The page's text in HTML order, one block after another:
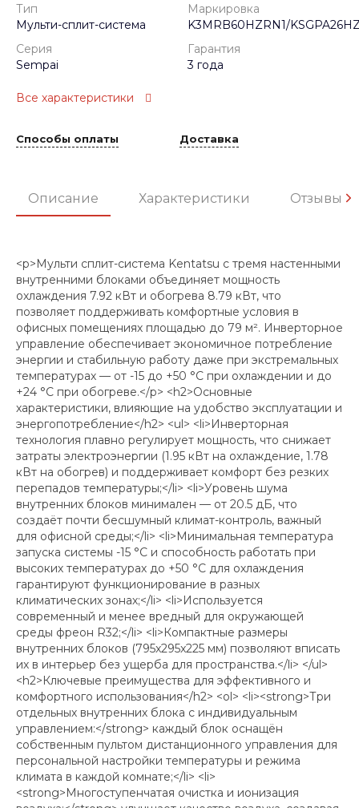
Тип
Мульти-сплит-система
Маркировка
K3MRB60HZRN1/
Серия
Sempai
Гарантия
3 года
Все характеристики
Способы оплаты Доставка
Описание Характеристики Отзывы
<p>Мульти сплит-система Kentatsu с тремя настенными
внутренними блоками объединяет мощность
охлаждения 7.92 кВт и обогрева 8.79 кВт, что
позволяет поддерживать комфортные условия в
офисных помещениях площадью до 79 м². Инверторное
управление обеспечивает экономичное потребление
энергии и стабильную работу даже при экстремальных
температурах — от -15 до +50 °C при охлаждении и до
+24 °C при обогреве.</p> <h2>Основные
характеристики, влияющие на удобство эксплуатации и
энергопотребление</h2> <ul> <li>Инверторная
технология плавно регулирует мощность, что снижает
затраты электроэнергии (1.95 кВт на охлаждение, 1.78
кВт на обогрев) и поддерживает комфорт без резких
перепадов температуры;</li> <li>Уровень шума
внутренних блоков минимален — от 20.5 дБ, что
создаёт почти бесшумный климат-контроль, важный
для офисной среды;</li> <li>Минимальная температура
запуска системы -15 °C и способность работать при
высоких температурах до +50 °C для охлаждения
гарантируют функционирование в разных
климатических зонах;</li> <li>Используется
современный и менее вредный для окружающей
среды фреон R32;</li> <li>Компактные размеры
внутренних блоков (795x295x225 мм) позволяют вписать
их в интерьер без ущерба для пространства.</li> </ul>
<h2>Ключевые преимущества для эффективного и
комфортного использования</h2> <ol> <li><strong>Три
отдельных внутренних блока с индивидуальным
управлением:</strong> каждый блок оснащён
собственным пультом дистанционного управления для
персональной настройки температуры и режима
климата в каждой комнате;</li> <li>
<strong>Многоступенчатая очистка и ионизация